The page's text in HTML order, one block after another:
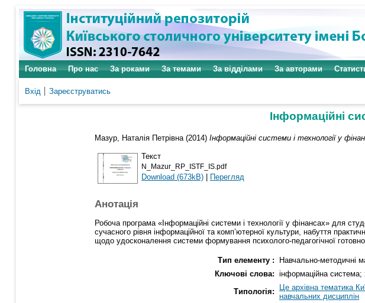
Головна Про нас За роками За темами За відділами За авторами
Вхід Зареєструватись
Інформаційні
Мазур, Наталія Петрівна (2014) Інформаційні системи і технології у
Текст
N_Mazur_RP_ISTF_IS.pdf
Download (673kB) | Перегляд
Анотація
Робоча програма «Інформаційні системи і технології у фінансах» для
сучасного рівня інформаційної та комп’ютерної культури, набуття
щодо удосконалення системи формування психолого-педагогічної
Тип елементу :
Навчально-методичні
Ключові слова: інформаційна система;
Типологія:
Це архівна тематика
навчальних дисциплін